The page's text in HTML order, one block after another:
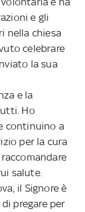
e gli
nella chiesa
celebrare
la sua
e la
Ho
continuino a
per la cura
salute.
il Signore è
pregare per